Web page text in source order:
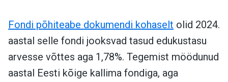
Fondi põhiteabe dokumendi kohaselt olid 2024.
aastal selle fondi jooksvad tasud edukustasu
arvesse võttes aga 1,78%. Tegemist möödunud
aastal Eesti kõige kallima fondiga, aga